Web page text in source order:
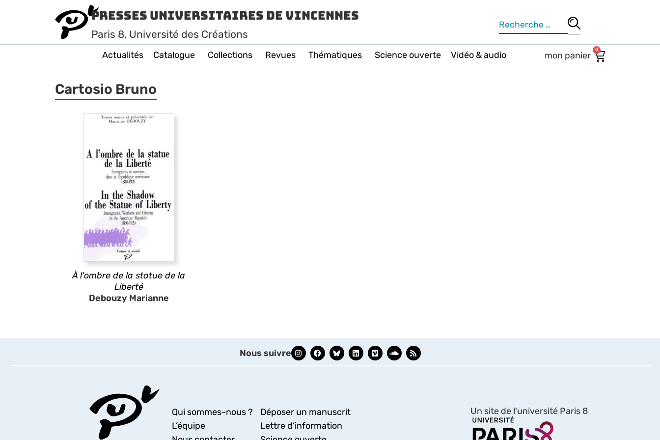
Presses Universitaires de Vincennes
Paris 8, Université des Créations
Actualités Catalogue Collections Revues Thématiques Science ouverte Vidéo & audio 0
Cartosio Bruno
À l'ombre de la statue de la
Liberté
Debouzy Marianne
Nous suivre
Qui sommes-nous ?
L’équipe
Déposer un manuscrit
Lettre d’information
Un site de l'université Paris 8